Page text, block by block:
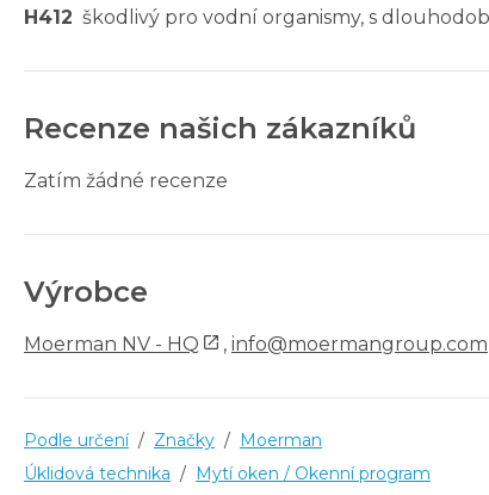
H412 škodlivý pro vodní organismy, s
Recenze našich zákazníků
Zatím žádné recenze
Výrobce
Moerman NV - HQ , info@moermangroup.com
Podle určení / Značky / Moerman
Úklidová technika / Mytí oken / Okenní program